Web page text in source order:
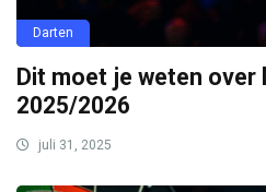
Darten
Dit moet je weten over
2025/2026
juli 31, 2025